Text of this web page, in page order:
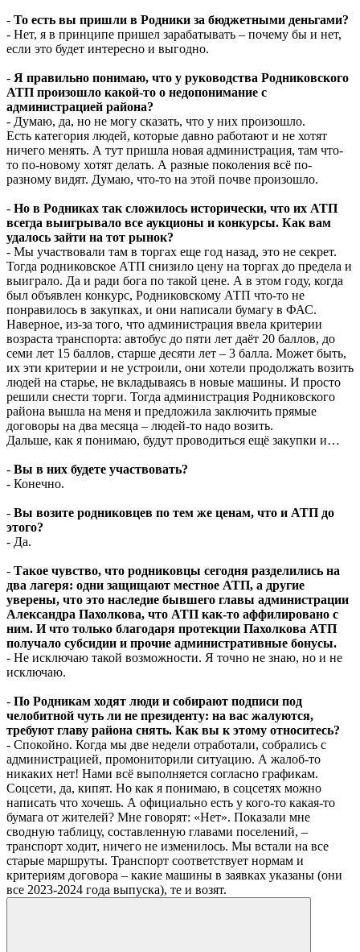
- То есть вы пришли в Родники за бюджетными деньгами?
- Нет, я в принципе пришел зарабатывать – почему бы и нет,
если это будет интересно и выгодно.
- Я правильно понимаю, что у руководства Родниковского
АТП произошло какой-то о недопонимание с
администрацией района?
- Думаю, да, но не могу сказать, что у них произошло.
Есть категория людей, которые давно работают и не хотят
ничего менять. А тут пришла новая администрация, там что-
то по-новому хотят делать. А разные поколения всё по-
разному видят. Думаю, что-то на этой почве произошло.
- Но в Родниках так сложилось исторически, что их АТП
всегда выигрывало все аукционы и конкурсы. Как вам
удалось зайти на тот рынок?
- Мы участвовали там в торгах еще год назад, это не секрет.
Тогда родниковское АТП снизило цену на торгах до предела и
выиграло. Да и ради бога по такой цене. А в этом году, когда
был объявлен конкурс, Родниковскому АТП что-то не
понравилось в закупках, и они написали бумагу в ФАС.
Наверное, из-за того, что администрация ввела критерии
возраста транспорта: автобус до пяти лет даёт 20 баллов, до
семи лет 15 баллов, старше десяти лет – 3 балла. Может быть,
их эти критерии и не устроили, они хотели продолжать возить
людей на старье, не вкладываясь в новые машины. И просто
решили снести торги. Тогда администрация Родниковского
района вышла на меня и предложила заключить прямые
договоры на два месяца – людей-то надо возить.
Дальше, как я понимаю, будут проводиться ещё закупки и…
- Вы в них будете участвовать?
- Конечно.
- Вы возите родниковцев по тем же ценам, что и АТП до
этого?
- Да.
- Такое чувство, что родниковцы сегодня разделились на
два лагеря: одни защищают местное АТП, а другие
уверены, что это наследие бывшего главы администрации
Александра Пахолкова, что АТП как-то аффилировано с
ним. И что только благодаря протекции Пахолкова АТП
получало субсидии и прочие административные бонусы.
- Не исключаю такой возможности. Я точно не знаю, но и не
исключаю.
- По Родникам ходят люди и собирают подписи под
челобитной чуть ли не президенту: на вас жалуются,
требуют главу района снять. Как вы к этому относитесь?
- Спокойно. Когда мы две недели отработали, собрались с
администрацией, промониторили ситуацию. А жалоб-то
никаких нет! Нами всё выполняется согласно графикам.
Соцсети, да, кипят. Но как я понимаю, в соцсетях можно
написать что хочешь. А официально есть у кого-то какая-то
бумага от жителей? Мне говорят: «Нет». Показали мне
сводную таблицу, составленную главами поселений, –
транспорт ходит, ничего не изменилось. Мы встали на все
старые маршруты. Транспорт соответствует нормам и
критериям договора – какие машины в заявках указаны (они
все 2023-2024 года выпуска), те и возят.